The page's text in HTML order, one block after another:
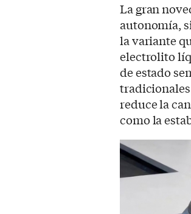
La gran
autonomía,
la variante
electrolito
de estado
reduce la
como la